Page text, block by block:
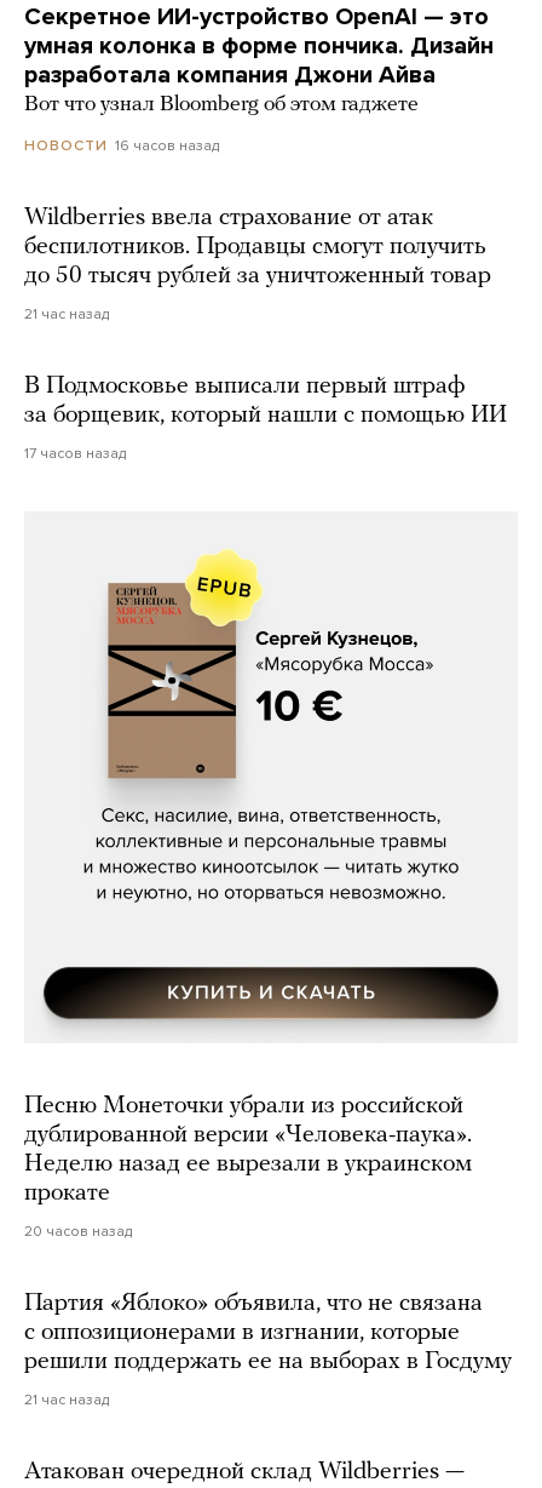
Секретное ИИ-устройство OpenAI — это
умная колонка в форме пончика. Дизайн
разработала компания Джони Айва
Вот что узнал Bloomberg об этом гаджете
НОВОСТИ 16 часов назад
Wildberries ввела страхование от атак
беспилотников. Продавцы смогут получить
до 50 тысяч рублей за уничтоженный товар
21 час назад
В Подмосковье выписали первый штраф
за борщевик, который нашли с помощью ИИ
17 часов назад
Сергей Кузнецов, «Мясорубка
Песню Монеточки убрали из российской
дублированной версии «Человека-паука».
Неделю назад ее вырезали в украинском
прокате
20 часов назад
Партия «Яблоко» объявила, что не связана
с оппозиционерами в изгнании, которые
решили поддержать ее на выборах в Госдуму
21 час назад
Атакован очередной склад Wildberries —